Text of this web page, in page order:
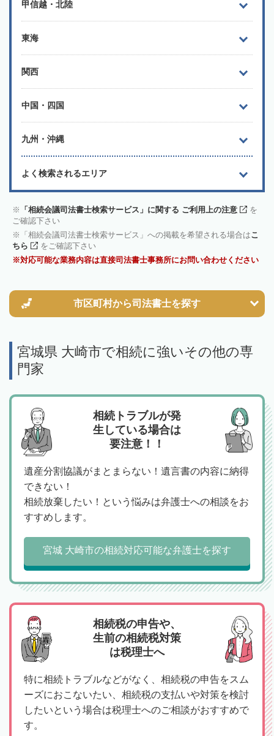
甲信越・北陸
東海
関西
中国・四国
九州・沖縄
よく検索されるエリア
「相続会議司法書士検索サービス」に関する ご利用上の注意
を
ご確認下さい
「相続会議司法書士検索サービス」への掲載を希望される場合はこ
ちら
をご確認下さい
対応可能な業務内容は直接司法書士事務所にお問い合わせください
市区町村から司法書士を探す
宮城県 大崎市で相続に強いその他の専
門家
相続トラブルが発
生している場合は
要注意！！
遺産分割協議がまとまらない！遺言書の内容に納得
できない！
相続放棄したい！という悩みは弁護士への相談をお
すすめします。
宮城 大崎市の相続対応可能な弁護士を探す
相続税の申告や、
生前の相続税対策
は税理士へ
特に相続トラブルなどがなく、相続税の申告をスム
ーズにおこないたい、相続税の支払いや対策を検討
したいという場合は税理士へのご相談がおすすめで
す。